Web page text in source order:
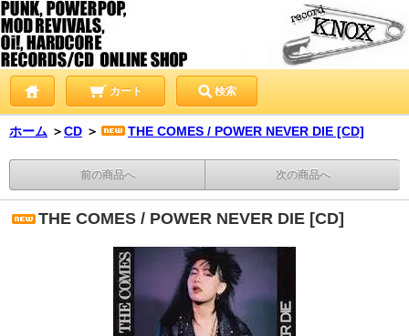
カート 検索
ホーム ＞CD ＞ THE COMES / POWER NEVER DIE [CD]
前の商品へ 次の商品へ
THE COMES / POWER NEVER DIE [CD]